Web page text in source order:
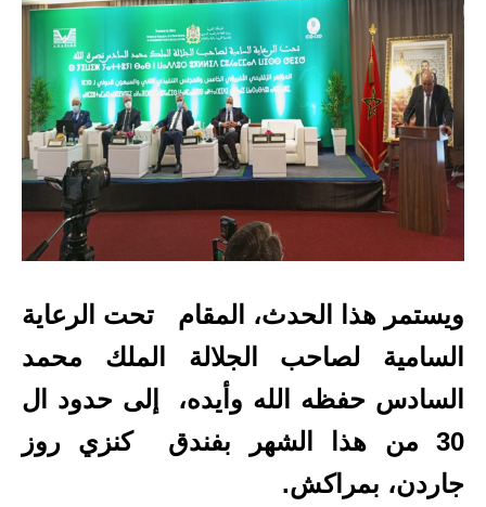
ويستمر هذا الحدث، المقام تحت الرعاية
السامية لصاحب الجلالة الملك محمد
السادس حفظه الله وأيده، إلى حدود ال
30 من هذا الشهر بفندق كنزي روز
جاردن، بمراكش.